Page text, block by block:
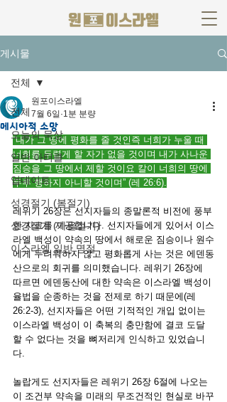
게시물
전체
오늘의 묵상
일반 아티클
업데이트
성경절기 (봄절기)
성경절기 (가을절기)
이스라엘 일반 명절
전체
메시아적 소망
원포이스라엘
7월 6일 1분 분량
“내가 그 땅에 평화를 줄 것인즉 너희가 누울 때
너희를 두렵게 할 자가 없을 것이며 내가 사나운
짐승을 그 땅에서 제할 것이요 칼이 너희의 땅에
두루 행하지 아니할 것이며” (레 26:6).
레위기 26장은 선지자들의 종말론적 비전에 풍부
한 자료를 제공합니다. 선지자들에게 있어서 이스
라엘 백성이 약속의 땅에서 해로운 짐승이나 원수
에게 두려워하지 않고 평화롭게 사는 것은 에덴동
산으로의 회귀를 의미했습니다. 레위기 26장에
따르면 에덴동산에 대한 약속은 이스라엘 백성이
율법을 순종하는 것을 전제로 하기 때문에(레
26:2-3), 선지자들은 어떤 기적적인 개입 없이는
이스라엘 백성이 이 축복의 충만함에 결코 도달
할 수 없다는 것을 뼈저리게 인식하고 있었습니
다.
놀랍게도 선지자들은 레위기 26장 6절에 나오는
이 조건부 약속을 미래의 무조건적인 현실로 바꾸